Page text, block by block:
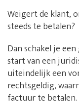
Weigert de klant,
steeds te betalen?
Dan schakel je
start van een
uiteindelijk een
rechtsgeldig,
factuur te betalen.